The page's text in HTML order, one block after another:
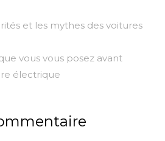
et les mythes des voitures
vous vous posez avant
électrique